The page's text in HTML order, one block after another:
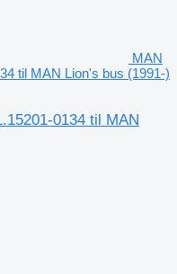
MAN
til MAN Lion's bus (1991-)
0134 til MAN